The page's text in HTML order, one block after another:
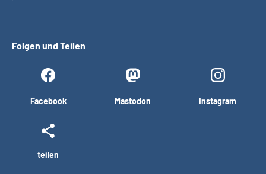
Folgen und Teilen
Facebook Mastodon Instagram
teilen